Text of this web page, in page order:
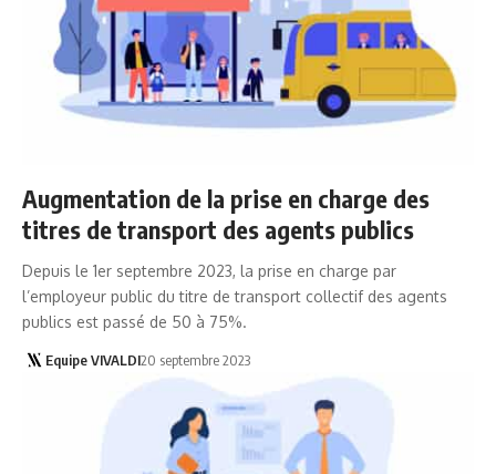
Augmentation de la prise en charge des
titres de transport des agents publics
Depuis le 1er septembre 2023, la prise en charge par
l’employeur public du titre de transport collectif des agents
publics est passé de 50 à 75%.
Equipe VIVALDI20 septembre 2023